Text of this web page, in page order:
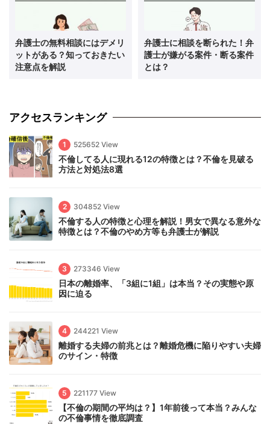
弁護士の無料相談にはデメリ
ットがある？知っておきたい
注意点を解説
弁護士に相談を断られた！弁
護士が嫌がる案件・断る案件
とは？
アクセスランキング
1 525652 View
不倫してる人に現れる12の特徴とは？不倫を見破る
方法と対処法8選
2 304852 View
不倫する人の特徴と心理を解説！男女で異なる意外な
特徴とは？不倫のやめ方等も弁護士が解説
3 273346 View
日本の離婚率、「3組に1組」は本当？その実態や原
因に迫る
4 244221 View
離婚する夫婦の前兆とは？離婚危機に陥りやすい夫婦
のサイン・特徴
5 221177 View
【不倫の期間の平均は？】1年前後って本当？みんな
の不倫事情を徹底調査